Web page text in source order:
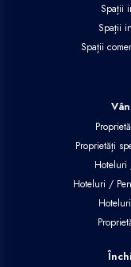
Spații
Spații
Spații
Proprietăți
Hoteluri
Hoteluri /